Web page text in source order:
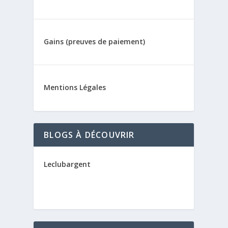
Gains (preuves de paiement)
Mentions Légales
BLOGS À DÉCOUVRIR
Leclubargent